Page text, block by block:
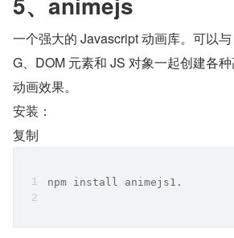
一个强大的 Javascript 动画库。可以
G、DOM 元素和 JS 对象一起创建各
动画效果。
安装：
复制
npm install animejs1.